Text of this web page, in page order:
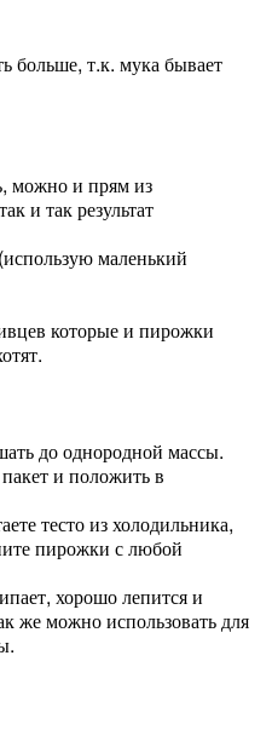
больше, т.к. мука бывает
можно и прям из
и так результат
маленький
которые и пирожки
до однородной массы.
и положить в
тесто из холодильника,
пирожки с любой
хорошо лепится и
же можно использовать для